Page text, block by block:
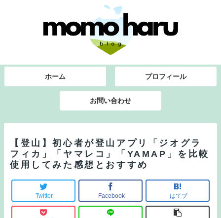
ホーム プロフィール
お問い合わせ
【登山】初心者が登山アプリ「ジオグラ
フィカ」「ヤマレコ」「YAMAP」を比較
使用してみた感想とおすすめ
Twitter Facebook はてブ